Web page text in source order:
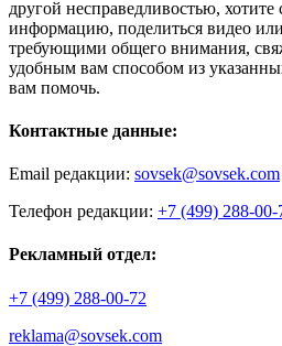
другой несправедливостью,
информацию, поделиться видео
требующими общего внимания,
удобным вам способом из
вам помочь.
Контактные данные:
Email редакции: sovsek@sovsek.com
Телефон редакции: +7 (499) 288-00-
Рекламный отдел:
+7 (499) 288-00-72
reklama@sovsek.com